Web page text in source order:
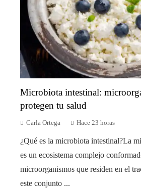
Microbiota intestinal:
protegen tu salud
Carla Ortega Hace 23 horas
¿Qué es la microbiota intestinal?La
es un ecosistema complejo
microorganismos que residen en el
este conjunto ...